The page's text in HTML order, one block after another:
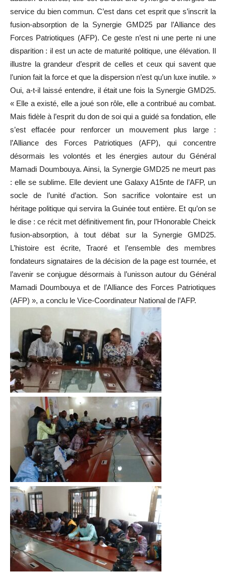
service du bien commun. C’est dans cet esprit que s’inscrit la
fusion-absorption de la Synergie GMD25 par l’Alliance des
Forces Patriotiques (AFP). Ce geste n’est ni une perte ni une
disparition : il est un acte de maturité politique, une élévation. Il
illustre la grandeur d’esprit de celles et ceux qui savent que
l’union fait la force et que la dispersion n’est qu’un luxe inutile. »
Oui, a-t-il laissé entendre, il était une fois la Synergie GMD25.
« Elle a existé, elle a joué son rôle, elle a contribué au combat.
Mais fidèle à l’esprit du don de soi qui a guidé sa fondation, elle
s’est effacée pour renforcer un mouvement plus large :
l’Alliance des Forces Patriotiques (AFP), qui concentre
désormais les volontés et les énergies autour du Général
Mamadi Doumbouya. Ainsi, la Synergie GMD25 ne meurt pas
: elle se sublime. Elle devient une Galaxy A15nte de l’AFP, un
socle de l’unité d’action. Son sacrifice volontaire est un
héritage politique qui servira la Guinée tout entière. Et qu’on se
le dise : ce récit met définitivement fin, pour l’Honorable Cheick
fusion-absorption, à tout débat sur la Synergie GMD25.
L’histoire est écrite, Traoré et l’ensemble des membres
fondateurs signataires de la décision de la page est tournée, et
l’avenir se conjugue désormais à l’unisson autour du Général
Mamadi Doumbouya et de l’Alliance des Forces Patriotiques
(AFP) », a conclu le Vice-Coordinateur National de l’AFP.